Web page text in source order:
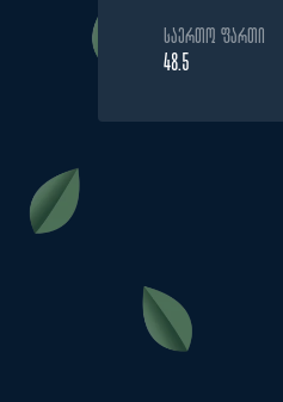
ᲡᲐᲔᲠᲗᲝ ᲤᲐᲠᲗᲘ
48.5